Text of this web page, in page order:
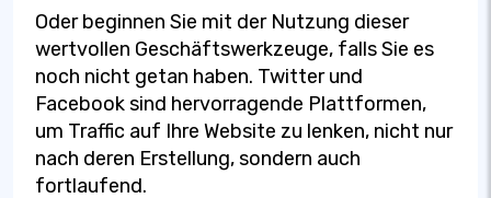
Oder beginnen Sie mit der Nutzung dieser
wertvollen Geschäftswerkzeuge, falls Sie es
noch nicht getan haben. Twitter und
Facebook sind hervorragende Plattformen,
um Traffic auf Ihre Website zu lenken, nicht nur
nach deren Erstellung, sondern auch
fortlaufend.